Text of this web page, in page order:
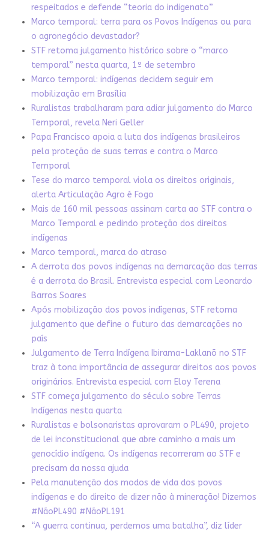
respeitados e defende “teoria do indigenato”
Marco temporal: terra para os Povos Indígenas ou para
o agronegócio devastador?
STF retoma julgamento histórico sobre o “marco
temporal” nesta quarta, 1º de setembro
Marco temporal: indígenas decidem seguir em
mobilização em Brasília
Ruralistas trabalharam para adiar julgamento do Marco
Temporal, revela Neri Geller
Papa Francisco apoia a luta dos indígenas brasileiros
pela proteção de suas terras e contra o Marco
Temporal
Tese do marco temporal viola os direitos originais,
alerta Articulação Agro é Fogo
Mais de 160 mil pessoas assinam carta ao STF contra o
Marco Temporal e pedindo proteção dos direitos
indígenas
Marco temporal, marca do atraso
A derrota dos povos indígenas na demarcação das terras
é a derrota do Brasil. Entrevista especial com Leonardo
Barros Soares
Após mobilização dos povos indígenas, STF retoma
julgamento que define o futuro das demarcações no
país
Julgamento de Terra Indígena Ibirama-Laklanõ no STF
traz à tona importância de assegurar direitos aos povos
originários. Entrevista especial com Eloy Terena
STF começa julgamento do século sobre Terras
Indígenas nesta quarta
Ruralistas e bolsonaristas aprovaram o PL490, projeto
de lei inconstitucional que abre caminho a mais um
genocídio indígena. Os indígenas recorreram ao STF e
precisam da nossa ajuda
Pela manutenção dos modos de vida dos povos
indígenas e do direito de dizer não à mineração! Dizemos
#NãoPL490 #NãoPL191
“A guerra continua, perdemos uma batalha”, diz líder